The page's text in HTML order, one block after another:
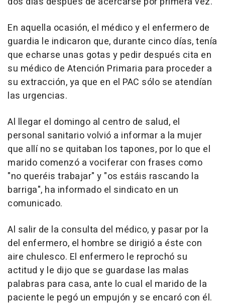
En aquella ocasión, el médico y el enfermero de
guardia le indicaron que, durante cinco días, tenía
que echarse unas gotas y pedir después cita en
su médico de Atención Primaria para proceder a
su extracción, ya que en el PAC sólo se atendían
las urgencias.
Al llegar el domingo al centro de salud, el
personal sanitario volvió a informar a la mujer
que allí no se quitaban los tapones, por lo que el
marido comenzó a vociferar con frases como
"no queréis trabajar" y "os estáis rascando la
barriga", ha informado el sindicato en un
comunicado.
Al salir de la consulta del médico, y pasar por la
del enfermero, el hombre se dirigió a éste con
aire chulesco. El enfermero le reprochó su
actitud y le dijo que se guardase las malas
palabras para casa, ante lo cual el marido de la
paciente le pegó un empujón y se encaró con él.